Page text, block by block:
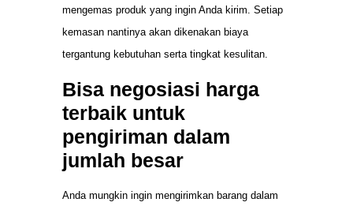
mengemas produk yang ingin Anda kirim. Setiap
kemasan nantinya akan dikenakan biaya
tergantung kebutuhan serta tingkat kesulitan.
Bisa negosiasi harga
terbaik untuk
pengiriman dalam
jumlah besar
Anda mungkin ingin mengirimkan barang dalam